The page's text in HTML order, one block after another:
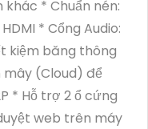
khác * Chuẩn nén:
* Cổng Audio:
kiệm băng thông
(Cloud) để
* Hỗ trợ 2 ổ cứng
web trên máy